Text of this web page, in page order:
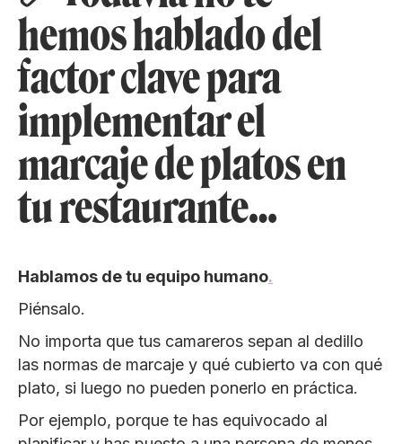
hemos hablado del
factor clave para
implementar el
marcaje de platos en
tu restaurante…
Hablamos de tu equipo humano.
Piénsalo.
No importa que tus camareros sepan al dedillo
las normas de marcaje y qué cubierto va con qué
plato, si luego no pueden ponerlo en práctica.
Por ejemplo, porque te has equivocado al